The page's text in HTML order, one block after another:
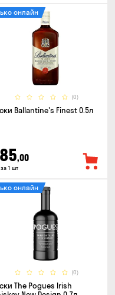
(0)
онлайн
Ballantine's Finest 0.5л
,00
1 шт
(0)
онлайн
The Pogues Irish